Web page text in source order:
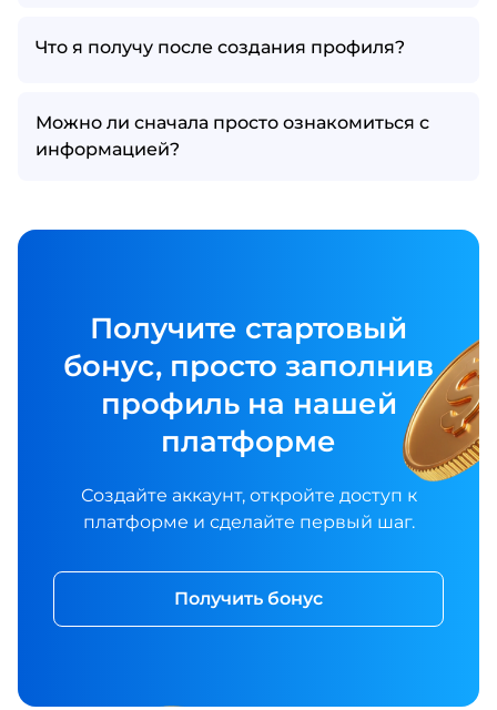
Что я получу после создания профиля?
Можно ли сначала просто ознакомиться с
информацией?
Получите стартовый
бонус, просто заполнив
профиль на нашей
платформе
Создайте аккаунт, откройте доступ к
платформе и сделайте первый шаг.
Получить бонус